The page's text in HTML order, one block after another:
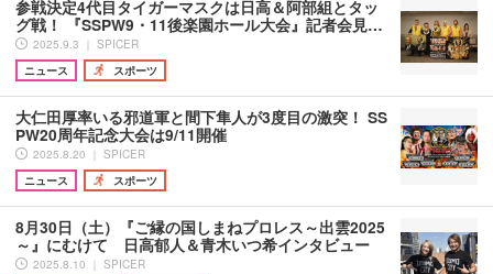
参戦決定4代目タイガーマスクは日高＆阿部組とタッ
グ戦！ 『SSPW9・11後楽園ホール大会』記者会見…
2025.9.3 ｜ SPICER
ニュース
スポーツ
大仁田厚率いる邪道軍と間下隼人が3度目の激突！ SS
PW20周年記念大会は9/11開催
2025.8.20 ｜ SPICER
ニュース
スポーツ
8月30日（土）『ご縁の国しまねプロレス～出雲2025
～』にむけて 日高郁人＆青木いつ希インタビュー
2025.8.10 ｜ SPICER